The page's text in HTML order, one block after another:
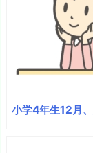
小学4年生12月